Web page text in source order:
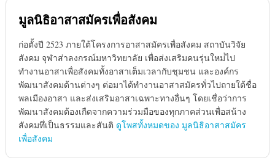
มูลนิธิอาสาสมัครเพื่อสังคม
ก่อตั้งปี 2523 ภายใต้โครงการอาสาสมัครเพื่อสังคม สถาบันวิจัย
สังคม จุฬาส่าลงกรณ์มหาวิทยาลัย เพื่อส่งเสริมคนรุ่นใหม่่ไป
ทำงานอาสาเพื่อสังคมทั้งอาสาเต็มเวลากับชุมชน และองค์กร
พัฒนาสังคมด้านต่างๆ ต่อมาได้ทำงานอาสาสมัครทั่วไปถายใต้ชื่อ
พลเมืองอาสา และส่งเสริมอาสาเฉพาะทางอื่นๆ โดยเชื่อว่าการ
พัฒนาสังคมต้องเกืดจากความร่วมมือของทุกภาคส่วนเพื่อสน้าง
สังคมทึ่เป็นธรรมและสันติ ดูโพสทั้งหมดของ มูลนิธิอาสาสมัคร
เพื่อสังคม